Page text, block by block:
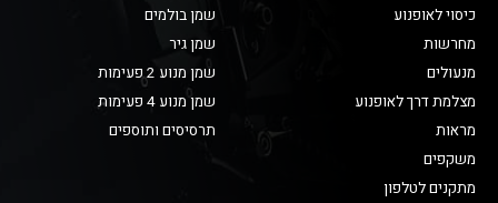
כיסוי לאופנוע
מחרשות
מנעולים
מצלמת דרך לאופנוע
מראות
משקפים
מתקנים לטלפון
שמן בולמים
שמן גיר
שמן מנוע 2 פעימות
שמן מנוע 4 פעימות
תרסיסים ותוספים